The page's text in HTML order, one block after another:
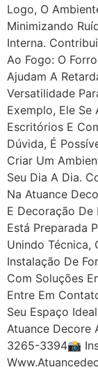
Logo, O
Minimizando
Interna.
Ao Fogo: O
Ajudam A
Versatilidade
Exemplo, Ele Se
Escritórios E
Dúvida, É
Criar Um
Seu Dia A Dia.
Na Atuance
E Decoração De
Está Preparada
Unindo Técnica,
Instalação De
Com Soluções
Entre Em
Seu Espaço
Atuance Decore
3265-3394📸